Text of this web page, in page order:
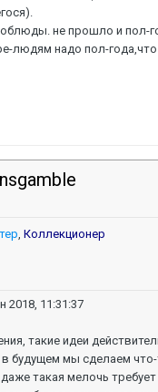
не прошло и пол-
людям надо пол-
Коллекционер
2018, 11:31:37
такие идеи
будущем мы сделаем
такая мелочь